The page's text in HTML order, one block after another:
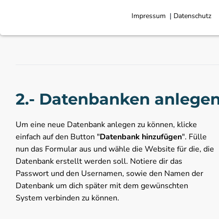
2.- Datenbanken
Um eine neue Datenbank anlegen zu können, klicke
einfach auf den Button "Datenbank hinzufügen". Fülle
nun das Formular aus und wähle die Website für die, die
Datenbank erstellt werden soll. Notiere dir das
Passwort und den Usernamen, sowie den Namen der
Datenbank um dich später mit dem gewünschten
System verbinden zu können.
Notwendige Cookies ermöglichen grundlegende
Matomo
Die folgenden Cookies werden für statistische und
Matomo
Matomo
Matomo
Zweck: Analysebericht über die Nutzung und den Status
Cookie Laufzeit: 30 Minuten / 1 Jahr
Impressum | Datenschutz